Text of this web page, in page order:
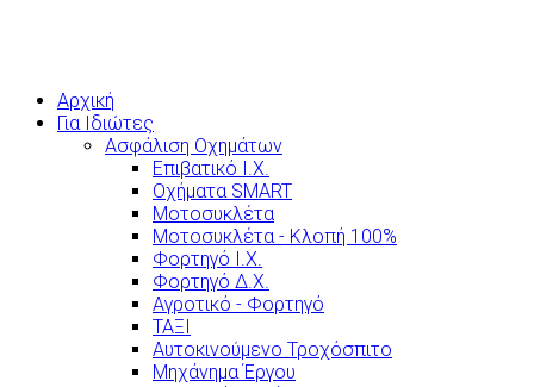
Αρχική
Για Ιδιώτες
Ασφάλιση Οχημάτων
Επιβατικό Ι.Χ.
Οχήματα SMART
Μοτοσυκλέτα
Μοτοσυκλέτα - Κλοπή 100%
Φορτηγό Ι.Χ.
Φορτηγό Δ.Χ.
Αγροτικό - Φορτηγό
ΤΑΞΙ
Αυτοκινούμενο Τροχόσπιτο
Μηχάνημα Έργου